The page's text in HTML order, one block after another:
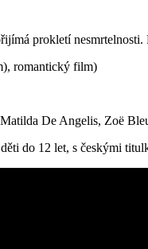
prokletí
romantický film)
De Angelis, Zoë
do 12 let, s českými